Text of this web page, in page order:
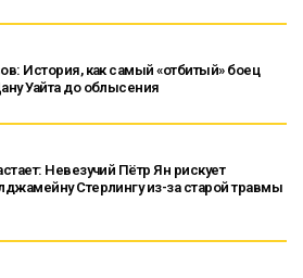
История, как самый «отбитый» боец
Уайта до облысения
Невезучий Пётр Ян рискует
Стерлингу из-за старой травмы